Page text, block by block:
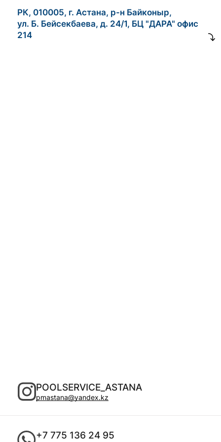
РК, 010005, г. Астана, р-н Байконыр,
ул. Б. Бейсекбаева, д. 24/1, БЦ "ДАРА" офис
214
POOLSERVICE_ASTANA
pmastana@yandex.kz
+7 775 136 24 95